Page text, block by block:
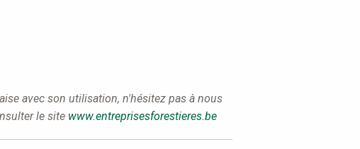
avec son utilisation, n'hésitez pas à nous
le site www.entreprisesforestieres.be